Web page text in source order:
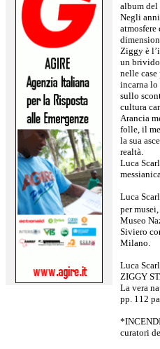
album del
Negli
Ziggy è
un
nelle
incarna lo
sullo
cultura
Arancia
folle, il
la sua
realtà.
Luca
Luca
per
Museo
Siviero
Milano.
Luca
ZIGGY
La vera
pp. 112
curatori